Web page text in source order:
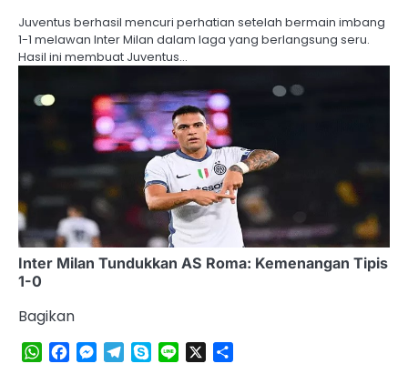
Juventus berhasil mencuri perhatian setelah bermain imbang
1-1 melawan Inter Milan dalam laga yang berlangsung seru.
Hasil ini membuat Juventus…
Inter Milan Tundukkan AS Roma: Kemenangan Tipis
1-0
Bagikan
WhatsApp
Facebook
Messenger
Telegram
SkypeLine